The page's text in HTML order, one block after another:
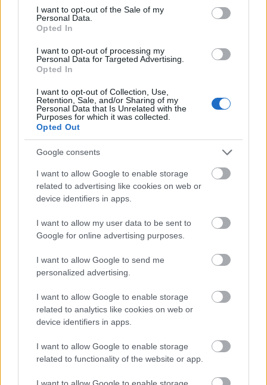
consent section.
I want to opt-out of the Sale of my
Personal Data.
Opted In
I want to opt-out of processing my
Personal Data for Targeted Advertising.
Opted In
I want to opt-out of Collection, Use,
Retention, Sale, and/or Sharing of my
Personal Data that Is Unrelated with the
Purposes for which it was collected.
Opted Out
Google consents
I want to allow Google to enable storage
related to advertising like cookies on web or
device identifiers in apps.
I want to allow my user data to be sent to
Google for online advertising purposes.
I want to allow Google to send me
personalized advertising.
I want to allow Google to enable storage
related to analytics like cookies on web or
device identifiers in apps.
I want to allow Google to enable storage
related to functionality of the website or app.
I want to allow Google to enable storage
HEIDI KLUM ROBERTO CAVALLI AMFAR-GÁLA
VÖRÖS SZŐNYEG
Google hírekben